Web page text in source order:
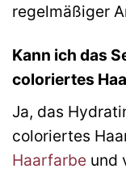
regelmäßiger
Kann ich das
coloriertes
Ja, das
coloriertes
Haarfarbe und